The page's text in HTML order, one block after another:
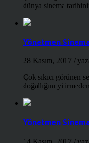
dünya sinema
Yönetmen
28 Kasım, 2017 /
Çok sıkıcı görünen
doğallığını
Yönetmen
14 Kasım, 2017 /